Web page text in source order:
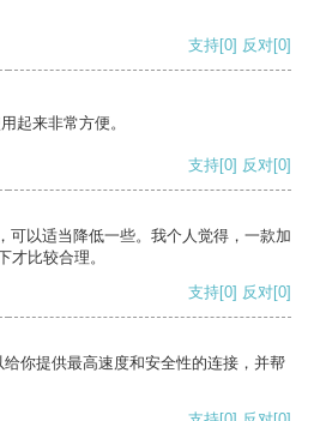
支持[0] 反对[0]
起来非常方便。
支持[0] 反对[0]
可以适当降低一些。我个人觉得，一款加
才比较合理。
支持[0] 反对[0]
你提供最高速度和安全性的连接，并帮